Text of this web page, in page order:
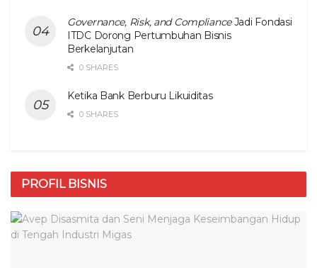
Governance, Risk, and ComplianceJadi Fondasi
ITDC Dorong Pertumbuhan Bisnis
Berkelanjutan
0 SHARES
Ketika Bank Berburu Likuiditas
0 SHARES
PROFIL BISNIS